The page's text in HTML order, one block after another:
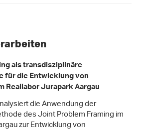
als transdisziplinäre
für die Entwicklung von
Reallabor Jurapark Aargau
die Anwendung der
des Joint Problem Framing im
zur Entwicklung von